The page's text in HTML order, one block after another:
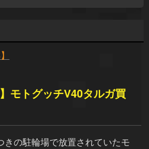
モトグッチV40タルガ買
の駐輪場で放置されていたモ